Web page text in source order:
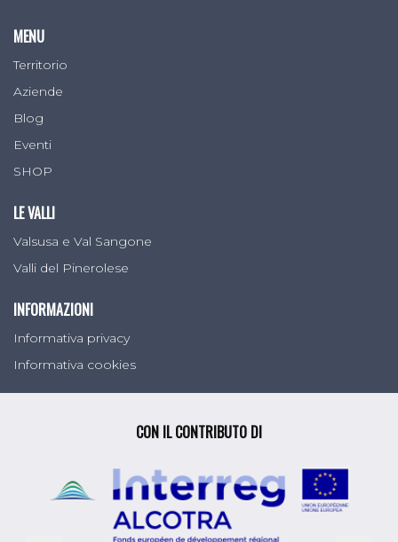
MENU
Territorio
Aziende
Blog
Eventi
SHOP
LE VALLI
Valsusa e Val Sangone
Valli del Pinerolese
INFORMAZIONI
Informativa privacy
Informativa cookies
CON IL CONTRIBUTO DI